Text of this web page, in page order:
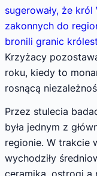
sugerowały, że
zakonnych do
bronili granic
Krzyżacy
roku, kiedy to
rosnącą
Przez stulecia
była jednym z
regionie. W trakcie
wychodziły